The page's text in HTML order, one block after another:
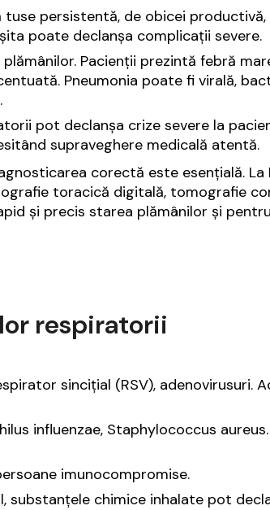
persistentă, de obicei productivă,
poate declanșa complicații severe.
Pacienții prezintă febră
Pneumonia poate fi virală,
pot declanșa crize severe la
supraveghere medicală atentă.
corectă este esențială. La
toracică digitală, tomografie
și precis starea plămânilor și
respiratorii
sincițial (RSV), adenovirusuri.
influenzae, Staphylococcus
imunocompromise.
substanțele chimice inhalate pot